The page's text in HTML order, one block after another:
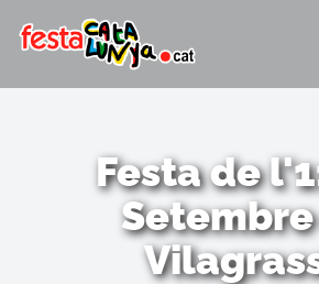
Festa de